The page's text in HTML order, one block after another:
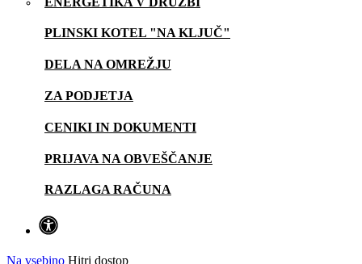
PLINSKI KOTEL "NA KLJUČ"
DELA NA OMREŽJU
ZA PODJETJA
CENIKI IN DOKUMENTI
PRIJAVA NA OBVEŠČANJE
RAZLAGA RAČUNA
Na vsebino Hitri dostop